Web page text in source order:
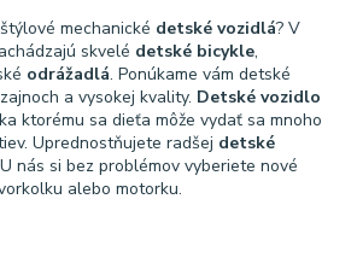
mechanické detské vozidlá? V
skvelé detské bicykle,
odrážadlá. Ponúkame vám detské
a vysokej kvality. Detské vozidlo
ktorému sa dieťa môže vydať sa mnoho
Uprednostňujete radšej detské
nás si bez problémov vyberiete nové
alebo motorku.